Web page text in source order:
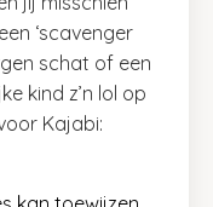
‘scavenger
schat of een
kind z’n lol op
Kajabi: